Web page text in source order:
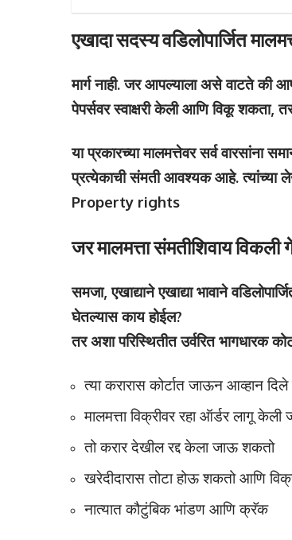
एखादा सदस्य वडिलोपार्जित
मार्ग नाही. जर आपल्याला असे वाटते की
पेपर्सवर स्वाक्षरी केली आणि विकू शकता,
या प्रकारच्या मालमत्तेवर सर्व वारसांना
प्रत्येकाची संमती आवश्यक आहे. त्यांच्या
Property rights
जर मालमत्ता संमतीशिवाय
समजा, एखाद्याने एखाद्या भावाने
घेतल्यास काय होईल?
तर अशा परिस्थितीत उर्वरित भागधारक
त्या करारास कोर्टात जाऊन आव्हान
मालमत्ता विक्रीवर रहा ऑर्डर लागू
तो करार देखील रद्द केला जाऊ शकतो
खरेदीदारास तोटा होऊ शकतो आणि
नात्यात कौटुंबिक भांडण आणि क्रॅक